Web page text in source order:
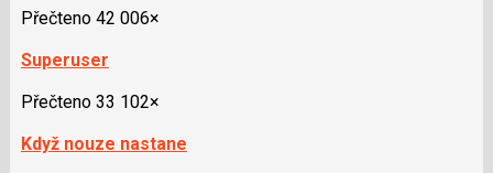
Přečteno 42 006×
Superuser
Přečteno 33 102×
Když nouze nastane